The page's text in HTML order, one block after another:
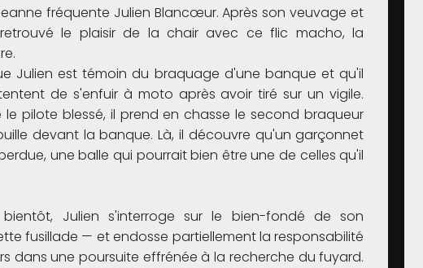
fréquente Julien Blancœur. Après son veuvage et
le plaisir de la chair avec ce flic macho, la
Julien est témoin du braquage d'une banque et qu'il
de s'enfuir à moto après avoir tiré sur un vigile.
pilote blessé, il prend en chasse le second braqueur
devant la banque. Là, il découvre qu'un garçonnet
une balle qui pourrait bien être une de celles qu'il
Julien s'interroge sur le bien-fondé de son
fusillade — et endosse partiellement la responsabilité
dans une poursuite effrénée à la recherche du fuyard.